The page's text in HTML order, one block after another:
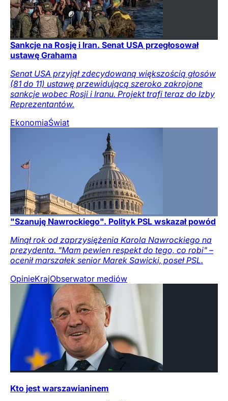
Sankcje na Rosję i Iran. Senat USA przegłosował
ustawę Grahama
Senat USA przyjął zdecydowaną większością głosów
(81 do 11) ustawę przewidującą szeroko zakrojone
sankcje wobec Rosji i Iranu. Projekt trafi teraz do Izby
Reprezentantów.
EkonomiaŚwiat
"Szanuję Nawrockiego". Polityk PSL wskazał powód
Minął rok od zaprzysiężenia Karola Nawrockiego na
prezydenta. "Mam pewien respekt do tego, co robi" –
ocenił marszałek senior Marek Sawicki, poseł PSL.
OpinieKrajObserwator mediów
Kto jest warszawianinem